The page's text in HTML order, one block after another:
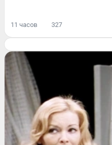
11 часов 327